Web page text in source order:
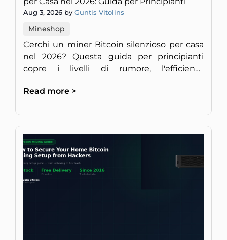
Aug 3, 2026 by Guntis Vitolins
Mineshop
Cerchi un miner Bitcoin silenzioso per casa
nel 2026? Questa guida per principianti
copre i livelli di rumore, l'efficienza
discreto in Europa.
Read more >